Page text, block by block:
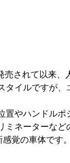
売されて以来、
イルですが、
置やハンドル
ミネーターなど
覚の車体です